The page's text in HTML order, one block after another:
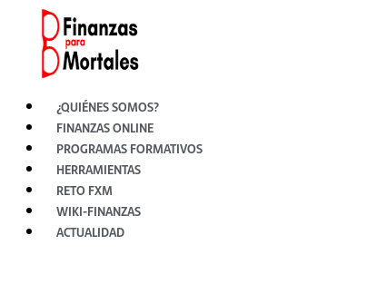
contenido
¿QUIÉNES SOMOS?
FINANZAS ONLINE
PROGRAMAS FORMATIVOS
HERRAMIENTAS
RETO FXM
WIKI-FINANZAS
ACTUALIDAD